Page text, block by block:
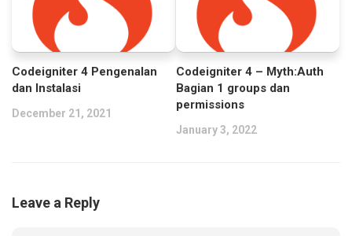
Codeigniter 4 Pengenalan
dan Instalasi
December 21, 2021
Codeigniter 4 – Myth:Auth
Bagian 1 groups dan
permissions
January 3, 2022
Leave a Reply